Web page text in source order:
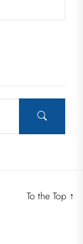
To the Top ↑